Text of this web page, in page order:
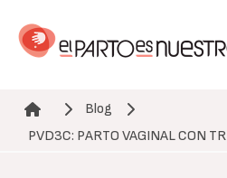
contenido
Ruta de navegación
Blog
PVD3C: PARTO VAGINAL CON